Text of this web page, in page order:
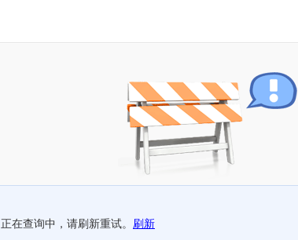
正在查询中，请刷新重试。 刷新